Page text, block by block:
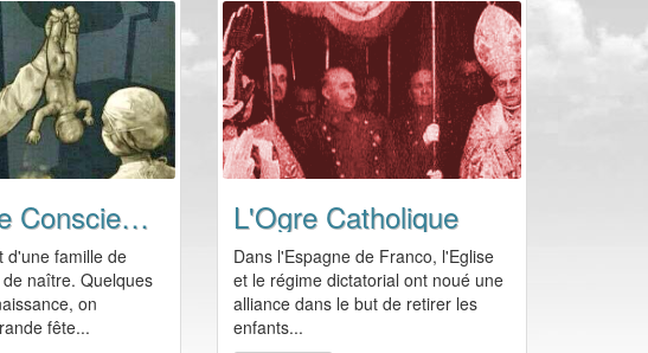
Liberté de Conscience
d'une famille de
naître. Quelques
on
fête...
L'Ogre Catholique
Dans l'Espagne de Franco, l'Eglise
et le régime dictatorial ont noué une
alliance dans le but de retirer les
enfants...